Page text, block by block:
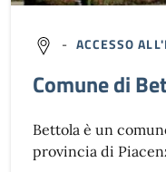
- ACCESSO
Comune di
Bettola è un
provincia di